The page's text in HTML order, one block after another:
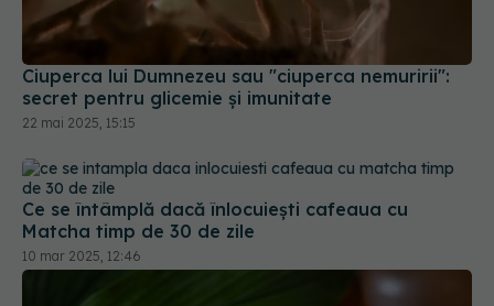
Ciuperca lui Dumnezeu sau "ciuperca nemuririi":
secret pentru glicemie și imunitate
22 mai 2025, 15:15
Ce se întâmplă dacă înlocuiești cafeaua cu
Matcha timp de 30 de zile
10 mar 2025, 12:46